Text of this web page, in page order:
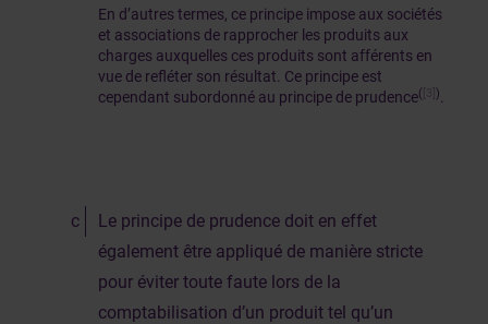
En d’autres termes, ce principe impose aux sociétés
et associations de rapprocher les produits aux
charges auxquelles ces produits sont afférents en
vue de refléter son résultat. Ce principe est
cependant subordonné au principe de prudence( [3])
Le principe de prudence doit en effet
également être appliqué de manière stricte
pour éviter toute faute lors de la
comptabilisation d’un produit tel qu’un